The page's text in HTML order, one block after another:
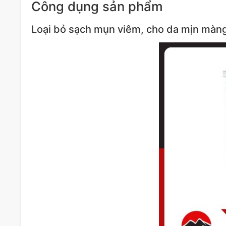
Công dụng sản phẩm
Loại bỏ sạch mụn viêm, cho da mịn